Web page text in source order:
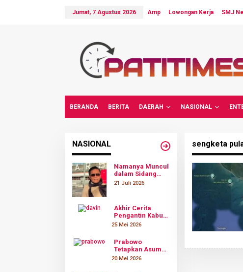
Jumat, 7 Agustus 2026 Amp Lowongan Kerja SMJ
BERANDA BERITA DAERAH NASIONAL
NASIONAL
Namanya Muncul
dalam Sidang
Kasus Sudewo,
Rp100 Juta
21 Juli 2026
Akhir Cerita
Pengantin Kabur
di Pati: Davin
Rp4 Juta Sebulan
dan Siap Nikahi
Nayla
25 Mei 2026
Prabowo
Tetapkan Asumsi
Kurs Rupiah
20 Mei 2026
sengketa